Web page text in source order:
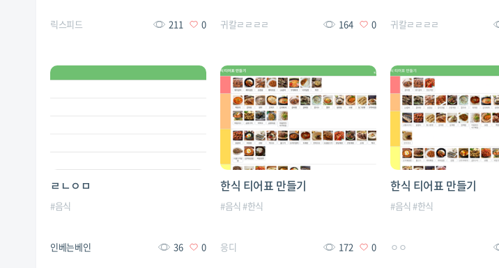
릭스피드 211 0 귀칼ㄹㄹㄹㄹ 164 0 귀칼ㄹㄹㄹㄹ
ㄹㄴㅇㅁ
#음식
인베는베인 36 0
한식 티어표 만들기
#음식 #한식
응디 172 0
한식 티어표 만들기
#음식 #한식
ㅇㅇ